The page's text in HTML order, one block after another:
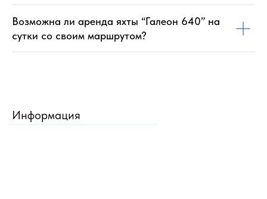
Возможна ли аренда яхты “Галеон 640” на
сутки со своим маршрутом?
Информация